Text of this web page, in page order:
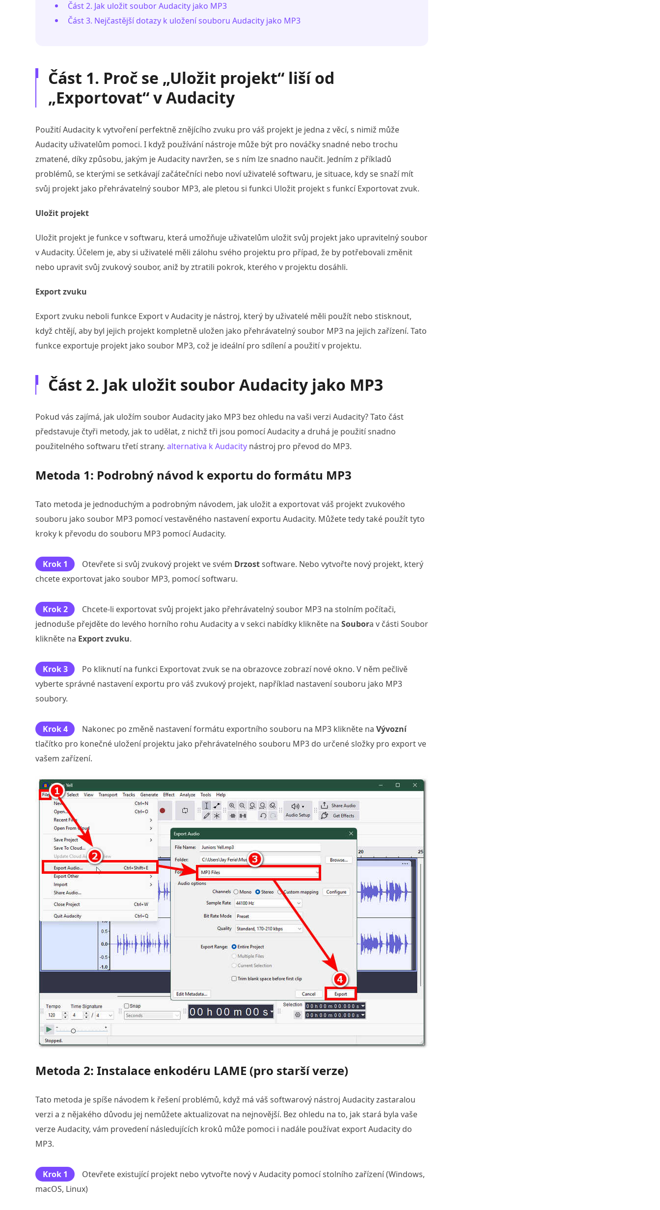
Část 2. Jak uložit soubor Audacity jako MP3
Část 3. Nejčastější dotazy k uložení souboru Audacity jako MP3
Část 1. Proč se „Uložit projekt“ liší od
„Exportovat“ v Audacity
Použití Audacity k vytvoření perfektně znějícího zvuku pro váš projekt je jedna z věcí, s nimiž může
Audacity uživatelům pomoci. I když používání nástroje může být pro nováčky snadné nebo trochu
zmatené, díky způsobu, jakým je Audacity navržen, se s ním lze snadno naučit. Jedním z příkladů
problémů, se kterými se setkávají začátečníci nebo noví uživatelé softwaru, je situace, kdy se snaží mít
svůj projekt jako přehrávatelný soubor MP3, ale pletou si funkci Uložit projekt s funkcí Exportovat zvuk.
Uložit projekt
Uložit projekt je funkce v softwaru, která umožňuje uživatelům uložit svůj projekt jako upravitelný soubor
v Audacity. Účelem je, aby si uživatelé měli zálohu svého projektu pro případ, že by potřebovali změnit
nebo upravit svůj zvukový soubor, aniž by ztratili pokrok, kterého v projektu dosáhli.
Export zvuku
Export zvuku neboli funkce Export v Audacity je nástroj, který by uživatelé měli použít nebo stisknout,
když chtějí, aby byl jejich projekt kompletně uložen jako přehrávatelný soubor MP3 na jejich zařízení. Tato
funkce exportuje projekt jako soubor MP3, což je ideální pro sdílení a použití v projektu.
Část 2. Jak uložit soubor Audacity jako MP3
Pokud vás zajímá, jak uložím soubor Audacity jako MP3 bez ohledu na vaši verzi Audacity? Tato část
představuje čtyři metody, jak to udělat, z nichž tři jsou pomocí Audacity a druhá je použití snadno
použitelného softwaru třetí strany. alternativa k Audacity nástroj pro převod do MP3.
Metoda 1: Podrobný návod k exportu do formátu MP3
Tato metoda je jednoduchým a podrobným návodem, jak uložit a exportovat váš projekt zvukového
souboru jako soubor MP3 pomocí vestavěného nastavení exportu Audacity. Můžete tedy také použít tyto
kroky k převodu do souboru MP3 pomocí Audacity.
Krok 1 Otevřete si svůj zvukový projekt ve svém Drzostsoftware. Nebo vytvořte nový projekt, který
chcete exportovat jako soubor MP3, pomocí softwaru.
Krok 2
Chcete-li exportovat svůj projekt jako přehrávatelný soubor MP3 na stolním počítači,
jednoduše přejděte do levého horního rohu Audacity a v sekci nabídky klikněte na Soubora v části Soubor
klikněte na Export zvuku.
Krok 3
Po kliknutí na funkci Exportovat zvuk se na obrazovce zobrazí nové okno. V něm pečlivě
vyberte správné nastavení exportu pro váš zvukový projekt, například nastavení souboru jako MP3
soubory.
Krok 4 Nakonec po změně nastavení formátu exportního souboru na MP3 klikněte na Vývozní
tlačítko pro konečné uložení projektu jako přehrávatelného souboru MP3 do určené složky pro export ve
vašem zařízení.
Metoda 2: Instalace enkodéru LAME (pro starší verze)
Tato metoda je spíše návodem k řešení problémů, když má váš softwarový nástroj Audacity zastaralou
verzi a z nějakého důvodu jej nemůžete aktualizovat na nejnovější. Bez ohledu na to, jak stará byla vaše
verze Audacity, vám provedení následujících kroků může pomoci i nadále používat export Audacity do
MP3.
Krok 1
Otevřete existující projekt nebo vytvořte nový v Audacity pomocí stolního zařízení (Windows,
macOS, Linux)